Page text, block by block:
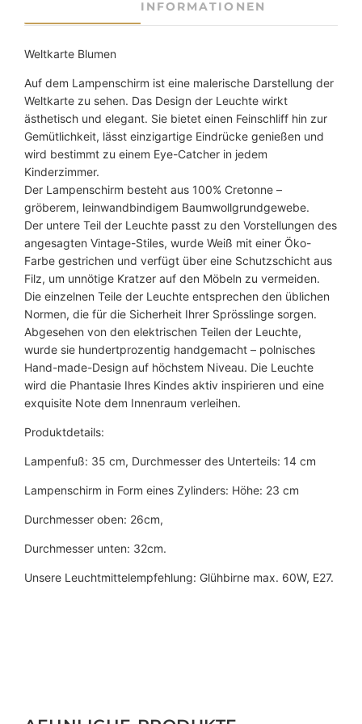
r
t
B
l
u
m
e
n
G
r
o
ß
M
e
n
g
e
INFORMATIONEN
Weltkarte Blumen
Auf dem Lampenschirm ist eine malerische Darstellung der
Weltkarte zu sehen. Das Design der Leuchte wirkt
ästhetisch und elegant. Sie bietet einen Feinschliff hin zur
Gemütlichkeit, lässt einzigartige Eindrücke genießen und
wird bestimmt zu einem Eye-Catcher in jedem
Kinderzimmer.
Der Lampenschirm besteht aus 100% Cretonne –
gröberem, leinwandbindigem Baumwollgrundgewebe.
Der untere Teil der Leuchte passt zu den Vorstellungen des
angesagten Vintage-Stiles, wurde Weiß mit einer Öko-
Farbe gestrichen und verfügt über eine Schutzschicht aus
Filz, um unnötige Kratzer auf den Möbeln zu vermeiden.
Die einzelnen Teile der Leuchte entsprechen den üblichen
Normen, die für die Sicherheit Ihrer Sprösslinge sorgen.
Abgesehen von den elektrischen Teilen der Leuchte,
wurde sie hundertprozentig handgemacht – polnisches
Hand-made-Design auf höchstem Niveau. Die Leuchte
wird die Phantasie Ihres Kindes aktiv inspirieren und eine
exquisite Note dem Innenraum verleihen.
Produktdetails:
Lampenfuß: 35 cm, Durchmesser des Unterteils: 14 cm
Lampenschirm in Form eines Zylinders: Höhe: 23 cm
Durchmesser oben: 26cm,
Durchmesser unten: 32cm.
Unsere Leuchtmittelempfehlung: Glühbirne max. 60W, E27.